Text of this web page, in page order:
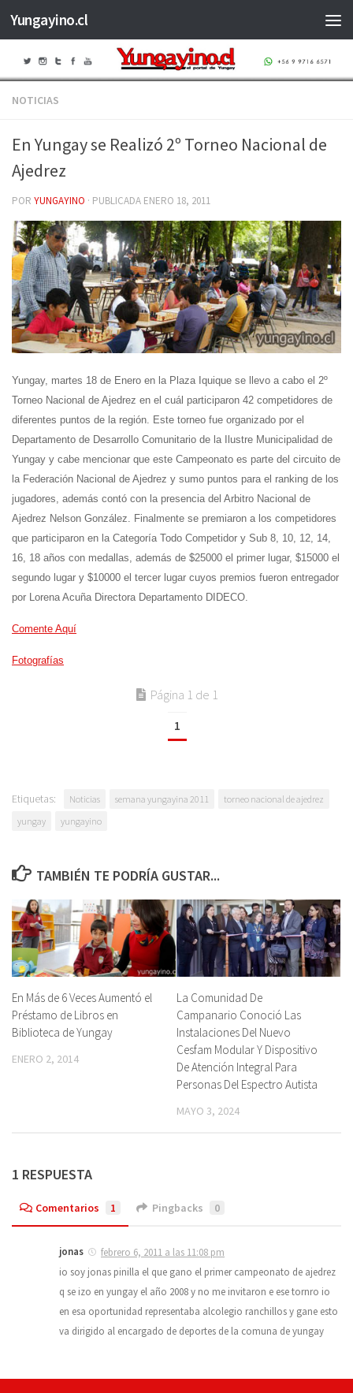
Saltar al contenido
Yungayino.cl
NOTICIAS
En Yungay se Realizó 2º Torneo Nacional de
Ajedrez
POR YUNGAYINO · PUBLICADA ENERO 18, 2011
Yungay, martes 18 de Enero en la Plaza Iquique se llevo a cabo el 2º
Torneo Nacional de Ajedrez en el cuál participaron 42 competidores de
diferentes puntos de la región. Este torneo fue organizado por el
Departamento de Desarrollo Comunitario de la Ilustre Municipalidad de
Yungay y cabe mencionar que este Campeonato es parte del circuito de
la Federación Nacional de Ajedrez y sumo puntos para el ranking de los
jugadores, además contó con la presencia del Arbitro Nacional de
Ajedrez Nelson González. Finalmente se premiaron a los competidores
que participaron en la Categoría Todo Competidor y Sub 8, 10, 12, 14,
16, 18 años con medallas, además de $25000 el primer lugar, $15000 el
segundo lugar y $10000 el tercer lugar cuyos premios fueron entregador
por Lorena Acuña Directora Departamento DIDECO.
Comente Aquí
Fotografías
Página 1 de 1
1
Etiquetas: Noticias semana yungayina 2011
torneo nacional de ajedrez
yungay
yungayino
TAMBIÉN TE PODRÍA GUSTAR...
En Más de 6 Veces Aumentó el
Préstamo de Libros en
Biblioteca de Yungay
ENERO 2, 2014
La Comunidad De
Campanario Conoció Las
Instalaciones Del Nuevo
Cesfam Modular Y Dispositivo
De Atención Integral Para
Personas Del Espectro Autista
MAYO 3, 2024
1 RESPUESTA
Comentarios 1 Pingbacks 0
jonas
febrero 6, 2011 a las 11:08 pm
io soy jonas pinilla el que gano el primer campeonato de ajedrez
q se izo en yungay el año 2008 y no me invitaron e ese tornro io
en esa oportunidad representaba alcolegio ranchillos y gane esto
va dirigido al encargado de deportes de la comuna de yungay